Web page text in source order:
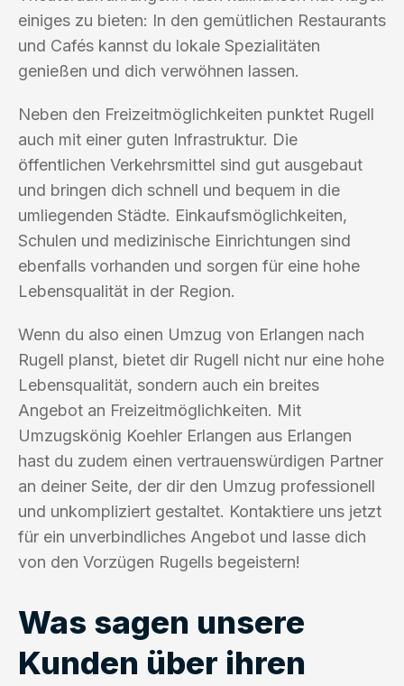
einiges zu bieten: In den gemütlichen Restaurants
und Cafés kannst du lokale Spezialitäten
genießen und dich verwöhnen lassen.
Neben den Freizeitmöglichkeiten punktet Rugell
auch mit einer guten Infrastruktur. Die
öffentlichen Verkehrsmittel sind gut ausgebaut
und bringen dich schnell und bequem in die
umliegenden Städte. Einkaufsmöglichkeiten,
Schulen und medizinische Einrichtungen sind
ebenfalls vorhanden und sorgen für eine hohe
Lebensqualität in der Region.
Wenn du also einen Umzug von Erlangen nach
Rugell planst, bietet dir Rugell nicht nur eine hohe
Lebensqualität, sondern auch ein breites
Angebot an Freizeitmöglichkeiten. Mit
Umzugskönig Koehler Erlangen aus Erlangen
hast du zudem einen vertrauenswürdigen Partner
an deiner Seite, der dir den Umzug professionell
und unkompliziert gestaltet. Kontaktiere uns jetzt
für ein unverbindliches Angebot und lasse dich
von den Vorzügen Rugells begeistern!
Was sagen unsere
Kunden über ihren